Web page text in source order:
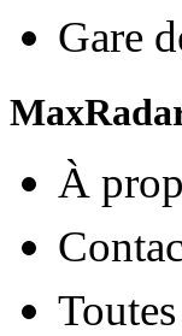
Gare
À